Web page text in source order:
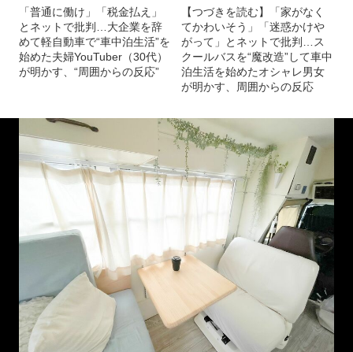
「普通に働け」「税金払え」
とネットで批判…大企業を辞
めて軽自動車で“車中泊生活”を
始めた夫婦YouTuber（30代）
が明かす、“周囲からの反応”
【つづきを読む】「家がなく
てかわいそう」「迷惑かけや
がって」とネットで批判…ス
クールバスを“魔改造”して車中
泊生活を始めたオシャレ男女
が明かす、周囲からの反応